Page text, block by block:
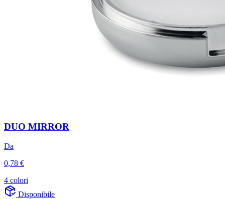
DUO MIRROR
Da
0,78 €
4 colori
Disponibile